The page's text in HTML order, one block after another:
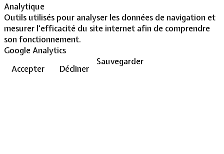
Analytique
Outils utilisés pour analyser les données de navigation et
mesurer l'efficacité du site internet afin de comprendre
son fonctionnement.
Google Analytics
Accepter
Décliner
Sauvegarder